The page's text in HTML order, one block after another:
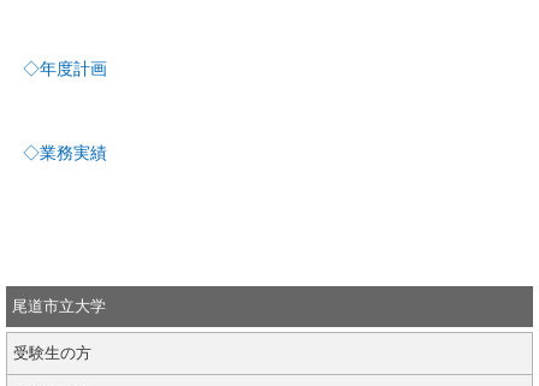
◇年度計画
◇業務実績
尾道市立大学
受験生の方